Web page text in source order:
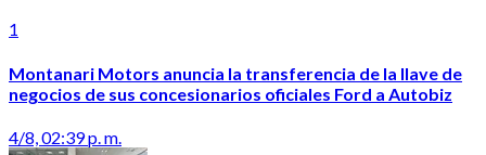
1
Montanari Motors anuncia la transferencia de la llave de
negocios de sus concesionarios oficiales Ford a Autobiz
4/8, 02:39 p. m.